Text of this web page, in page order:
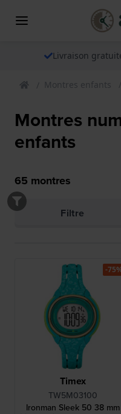
Livraison
Montres enfants
Montres
enfants
65 montres
Filtre
Timex
TW5M03100
Ironman Sleek 50 38 mm
-